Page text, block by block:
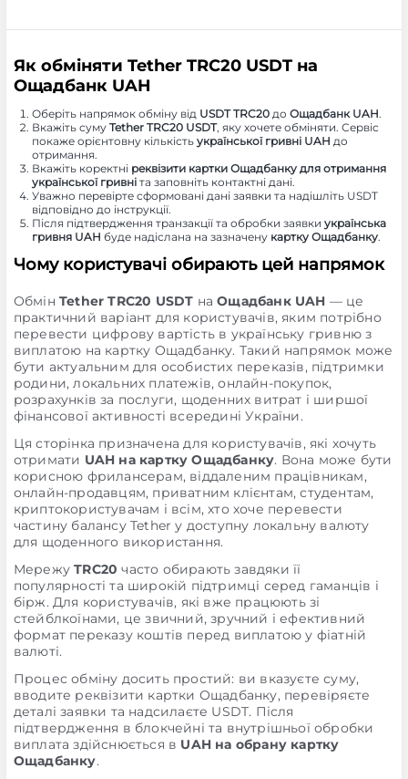
Як обміняти Tether TRC20 USDT на
Ощадбанк UAH
Оберіть напрямок обміну від USDT TRC20до Ощадбанк UAH.
Вкажіть суму Tether TRC20 USDT, яку хочете обміняти. Сервіс
покаже орієнтовну кількість української гривні UAH до
отримання.
Вкажіть коректні реквізити картки Ощадбанку для отримання
української гривніта заповніть контактні дані.
Уважно перевірте сформовані дані заявки та надішліть USDT
відповідно до інструкції.
Після підтвердження транзакції та обробки заявки українська
гривня UAH буде надіслана на зазначену картку Ощадбанку.
Чому користувачі обирають цей напрямок
Обмін Tether TRC20 USDT наОщадбанк UAH — це
практичний варіант для користувачів, яким потрібно
перевести цифрову вартість в українську гривню з
виплатою на картку Ощадбанку. Такий напрямок може
бути актуальним для особистих переказів, підтримки
родини, локальних платежів, онлайн-покупок,
розрахунків за послуги, щоденних витрат і ширшої
фінансової активності всередині України.
Ця сторінка призначена для користувачів, які хочуть
отримати UAH на картку Ощадбанку. Вона може бути
корисною фрилансерам, віддаленим працівникам,
онлайн-продавцям, приватним клієнтам, студентам,
криптокористувачам і всім, хто хоче перевести
частину балансу Tether у доступну локальну валюту
для щоденного використання.
МережуTRC20 часто обирають завдяки її
популярності та широкій підтримці серед гаманців і
бірж. Для користувачів, які вже працюють зі
стейблкоїнами, це звичний, зручний і ефективний
формат переказу коштів перед виплатою у фіатній
валюті.
Процес обміну досить простий: ви вказуєте суму,
вводите реквізити картки Ощадбанку, перевіряєте
деталі заявки та надсилаєте USDT. Після
підтвердження в блокчейні та внутрішньої обробки
виплата здійснюється в UAH на обрану картку
Ощадбанку.